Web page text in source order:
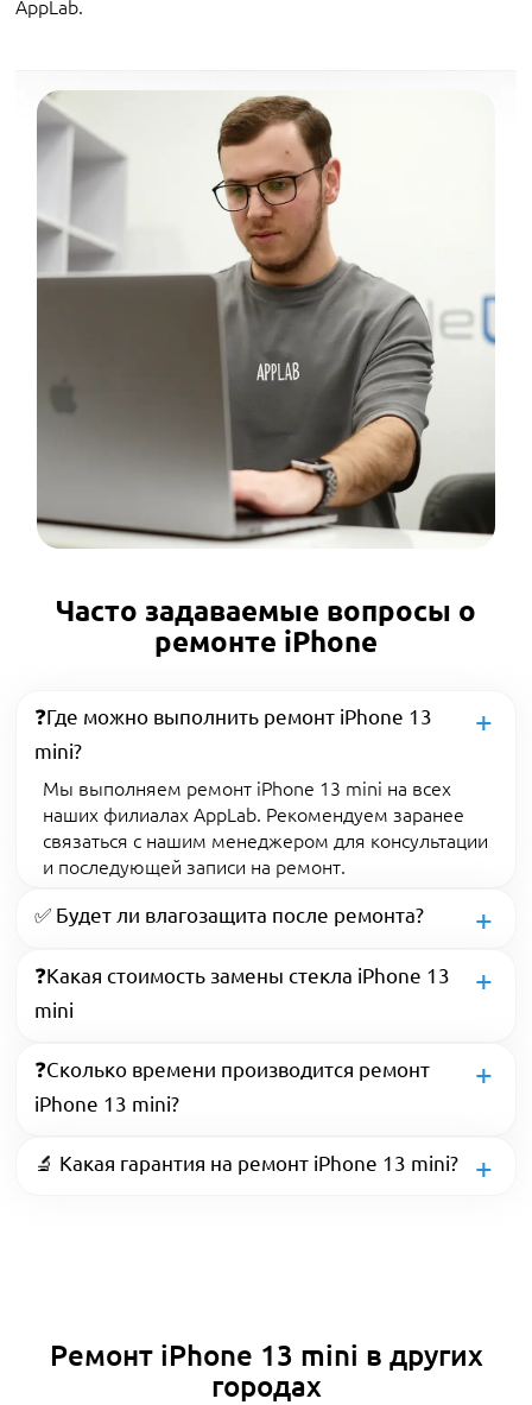
AppLab.
Часто задаваемые вопросы о
ремонте iPhone
❓Где можно выполнить ремонт iPhone 13
mini?
Мы выполняем ремонт iPhone 13 mini на всех
наших филиалах AppLab. Рекомендуем заранее
связаться с нашим менеджером для консультации
и последующей записи на ремонт.
✅ Будет ли влагозащита после ремонта?
❓Какая стоимость замены стекла iPhone 13
mini
❓Сколько времени производится ремонт
iPhone 13 mini?
🔬 Какая гарантия на ремонт iPhone 13 mini?
Ремонт iPhone 13 mini в других
городах